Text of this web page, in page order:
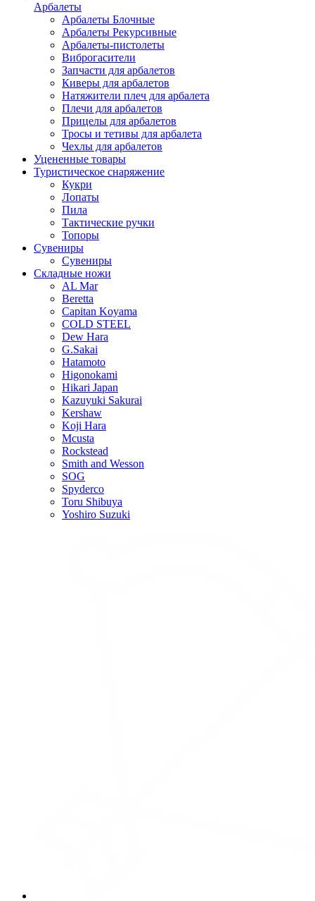
Арбалеты
Арбалеты Блочные
Арбалеты Рекурсивные
Арбалеты-пистолеты
Виброгасители
Запчасти для арбалетов
Киверы для арбалетов
Натяжители плеч для арбалета
Плечи для арбалетов
Прицелы для арбалетов
Тросы и тетивы для арбалета
Чехлы для арбалетов
Уцененные товары
Туристическое снаряжение
Кукри
Лопаты
Пила
Тактические ручки
Топоры
Сувениры
Сувениры
Складные ножи
AL Mar
Beretta
Capitan Koyama
COLD STEEL
Dew Hara
G.Sakai
Hatamoto
Higonokami
Hikari Japan
Kazuyuki Sakurai
Kershaw
Koji Hara
Mcusta
Rockstead
Smith and Wesson
SOG
Spyderco
Toru Shibuya
Yoshiro Suzuki